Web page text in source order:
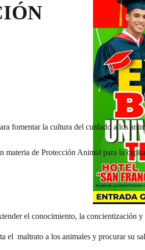
fomentar la cultura del cuidado a los
materia de Protección Animal para la
el conocimiento, la concientización y
el maltrato a los animales y procurar su